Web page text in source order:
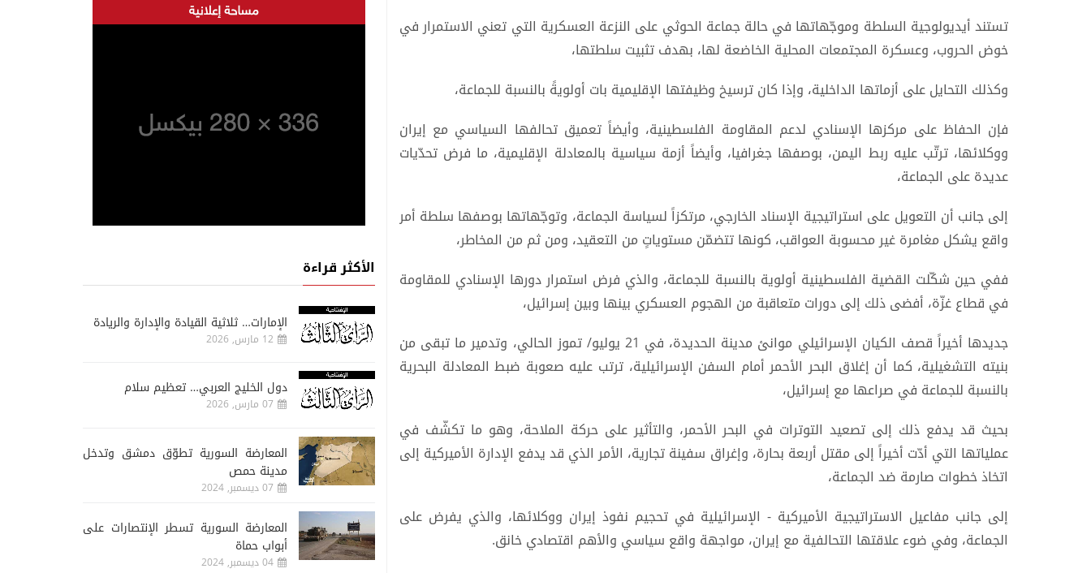
تستند أيديولوجية السلطة وموجّهاتها في حالة جماعة الحوثي على النزعة العسكرية التي تعني الاستمرار في
خوض الحروب، وعسكرة المجتمعات المحلية الخاضعة لها، بهدف تثبيت سلطتها،
وكذلك التحايل على أزماتها الداخلية، وإذا كان ترسيخ وظيفتها الإقليمية بات أولويةً بالنسبة للجماعة،
فإن الحفاظ على مركزها الإسنادي لدعم المقاومة الفلسطينية، وأيضاً تعميق تحالفها السياسي مع إيران
ووكلائها، ترتّب عليه ربط اليمن، بوصفها جغرافيا، وأيضاً أزمة سياسية بالمعادلة الإقليمية، ما فرض تحدّيات
عديدة على الجماعة،
إلى جانب أن التعويل على استراتيجية الإسناد الخارجي، مرتكزاً لسياسة الجماعة، وتوجّهاتها بوصفها سلطة أمر
واقع يشكل مغامرة غير محسوبة العواقب، كونها تتضمّن مستوياتٍ من التعقيد، ومن ثم من المخاطر،
ففي حين شكّلت القضية الفلسطينية أولوية بالنسبة للجماعة، والذي فرض استمرار دورها الإسنادي للمقاومة
في قطاع غزّة، أفضى ذلك إلى دورات متعاقبة من الهجوم العسكري بينها وبين إسرائيل،
جديدها أخيراً قصف الكيان الإسرائيلي موانئ مدينة الحديدة، في 21 يوليو/ تموز الحالي، وتدمير ما تبقى من
بنيته التشغيلية، كما أن إغلاق البحر الأحمر أمام السفن الإسرائيلية، ترتب عليه صعوبة ضبط المعادلة البحرية
بالنسبة للجماعة في صراعها مع إسرائيل،
بحيث قد يدفع ذلك إلى تصعيد التوترات في البحر الأحمر، والتأثير على حركة الملاحة، وهو ما تكشّف في
عملياتها التي أدّت أخيراً إلى مقتل أربعة بحارة، وإغراق سفينة تجارية، الأمر الذي قد يدفع الإدارة الأميركية إلى
اتخاذ خطوات صارمة ضد الجماعة،
إلى جانب مفاعيل الاستراتيجية الأميركية - الإسرائيلية في تحجيم نفوذ إيران ووكلائها، والذي يفرض على
الجماعة، وفي ضوء علاقتها التحالفية مع إيران، مواجهة واقع سياسي والأهم اقتصادي خانق.
الأكثر قراءة
الإمارات… ثلاثية القيادة والإدارة والريادة
12 مارس, 2026
دول الخليج العربي… تعظيم سلام
07 مارس, 2026
المعارضة السورية تطوّق دمشق وتدخل
مدينة حمص
07 ديسمبر, 2024
المعارضة السورية تسطر الإنتصارات على
أبواب حماة
04 ديسمبر, 2024